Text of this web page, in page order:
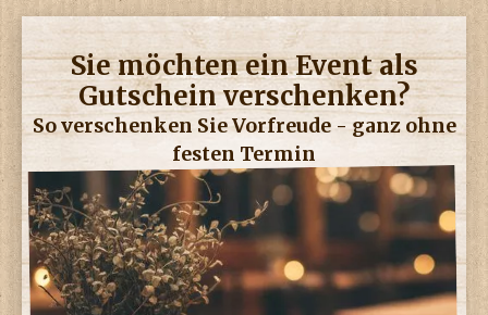
Sie möchten ein Event als
Gutschein verschenken?
So verschenken Sie Vorfreude - ganz ohne
festen Termin